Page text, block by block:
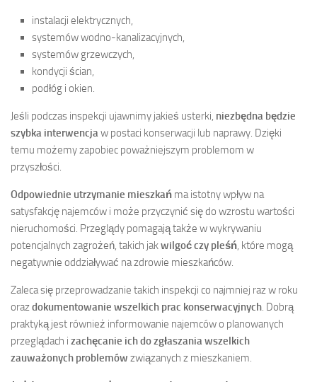
instalacji elektrycznych,
systemów wodno-kanalizacyjnych,
systemów grzewczych,
kondycji ścian,
podłóg i okien.
Jeśli podczas inspekcji ujawnimy jakieś usterki, niezbędna będzie
szybka interwencjaw postaci konserwacji lub naprawy. Dzięki
temu możemy zapobiec poważniejszym problemom w
przyszłości.
Odpowiednie utrzymanie mieszkań ma istotny wpływ na
satysfakcję najemców i może przyczynić się do wzrostu wartości
nieruchomości. Przeglądy pomagają także w wykrywaniu
potencjalnych zagrożeń, takich jakwilgoć czy pleśń, które mogą
negatywnie oddziaływać na zdrowie mieszkańców.
Zaleca się przeprowadzanie takich inspekcji co najmniej raz w roku
orazdokumentowanie wszelkich prac konserwacyjnych. Dobrą
praktyką jest również informowanie najemców o planowanych
przeglądach i zachęcanie ich do zgłaszania wszelkich
zauważonych problemów związanych z mieszkaniem.